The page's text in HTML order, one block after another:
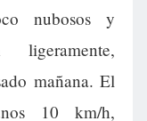
nubosos y
ligeramente,
mañana. El
10 km/h,